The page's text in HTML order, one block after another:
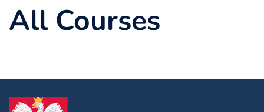
All Courses